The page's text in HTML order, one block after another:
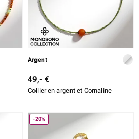
Argent
49,- €
Collier en argent et Cornaline
-20%